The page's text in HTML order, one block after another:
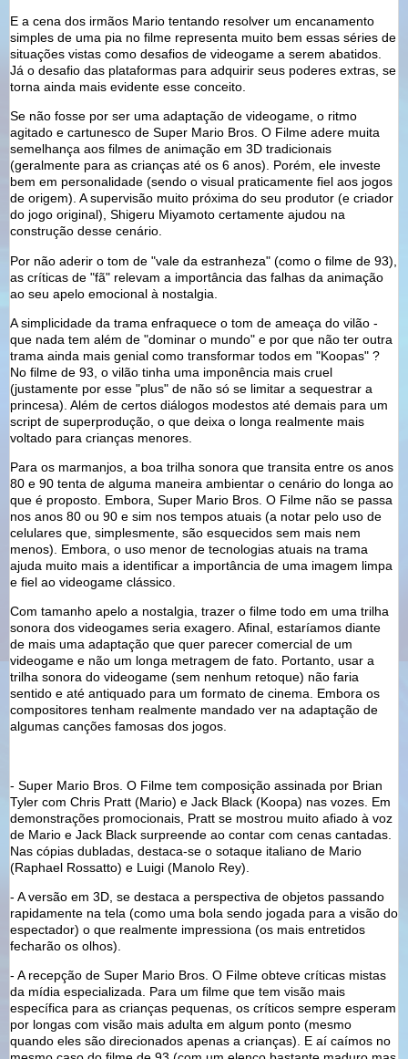
E a cena dos irmãos Mario tentando resolver um encanamento
simples de uma pia no filme representa muito bem essas séries de
situações vistas como desafios de videogame a serem abatidos.
Já o desafio das plataformas para adquirir seus poderes extras, se
torna ainda mais evidente esse conceito.
Se não fosse por ser uma adaptação de videogame, o ritmo
agitado e cartunesco de Super Mario Bros. O Filme adere muita
semelhança aos filmes de animação em 3D tradicionais
(geralmente para as crianças até os 6 anos). Porém, ele investe
bem em personalidade (sendo o visual praticamente fiel aos jogos
de origem). A supervisão muito próxima do seu produtor (e criador
do jogo original), Shigeru Miyamoto certamente ajudou na
construção desse cenário.
Por não aderir o tom de "vale da estranheza" (como o filme de 93),
as críticas de "fã" relevam a importância das falhas da animação
ao seu apelo emocional à nostalgia.
A simplicidade da trama enfraquece o tom de ameaça do vilão -
que nada tem além de "dominar o mundo" e por que não ter outra
trama ainda mais genial como transformar todos em "Koopas" ?
No filme de 93, o vilão tinha uma imponência mais cruel
(justamente por esse "plus" de não só se limitar a sequestrar a
princesa). Além de certos diálogos modestos até demais para um
script de superprodução, o que deixa o longa realmente mais
voltado para crianças menores.
Para os marmanjos, a boa trilha sonora que transita entre os anos
80 e 90 tenta de alguma maneira ambientar o cenário do longa ao
que é proposto. Embora, Super Mario Bros. O Filme não se passa
nos anos 80 ou 90 e sim nos tempos atuais (a notar pelo uso de
celulares que, simplesmente, são esquecidos sem mais nem
menos). Embora, o uso menor de tecnologias atuais na trama
ajuda muito mais a identificar a importância de uma imagem limpa
e fiel ao videogame clássico.
Com tamanho apelo a nostalgia, trazer o filme todo em uma trilha
sonora dos videogames seria exagero. Afinal, estaríamos diante
de mais uma adaptação que quer parecer comercial de um
videogame e não um longa metragem de fato. Portanto, usar a
trilha sonora do videogame (sem nenhum retoque) não faria
sentido e até antiquado para um formato de cinema. Embora os
compositores tenham realmente mandado ver na adaptação de
algumas canções famosas dos jogos.
- Super Mario Bros. O Filme tem composição assinada por Brian
Tyler com Chris Pratt (Mario) e Jack Black (Koopa) nas vozes. Em
demonstrações promocionais, Pratt se mostrou muito afiado à voz
de Mario e Jack Black surpreende ao contar com cenas cantadas.
Nas cópias dubladas, destaca-se o sotaque italiano de Mario
(Raphael Rossatto) e Luigi (Manolo Rey).
- A versão em 3D, se destaca a perspectiva de objetos passando
rapidamente na tela (como uma bola sendo jogada para a visão do
espectador) o que realmente impressiona (os mais entretidos
fecharão os olhos).
- A recepção de Super Mario Bros. O Filme obteve críticas mistas
da mídia especializada. Para um filme que tem visão mais
específica para as crianças pequenas, os críticos sempre esperam
por longas com visão mais adulta em algum ponto (mesmo
quando eles são direcionados apenas a crianças). E aí caímos no